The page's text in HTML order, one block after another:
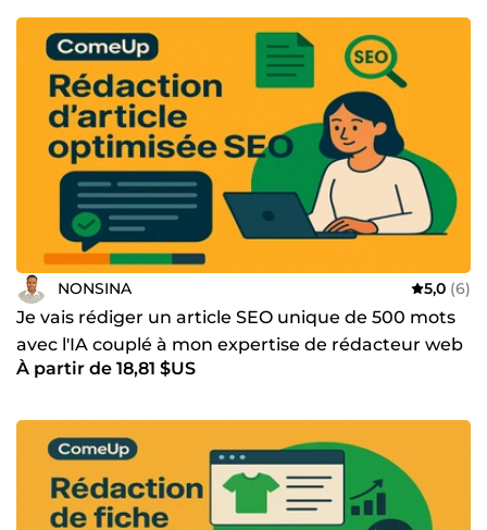
NONSINA 5,0 (6)
Je vais rédiger un article SEO unique de 500 mots
avec l'IA couplé à mon expertise de rédacteur web
À partir de 18,81 $US